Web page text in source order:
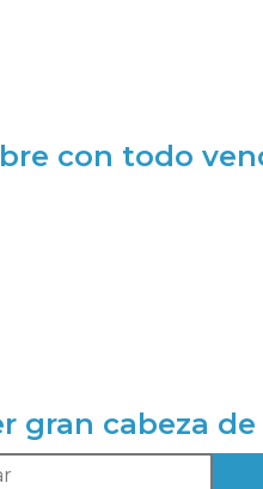
con todo
gran cabeza